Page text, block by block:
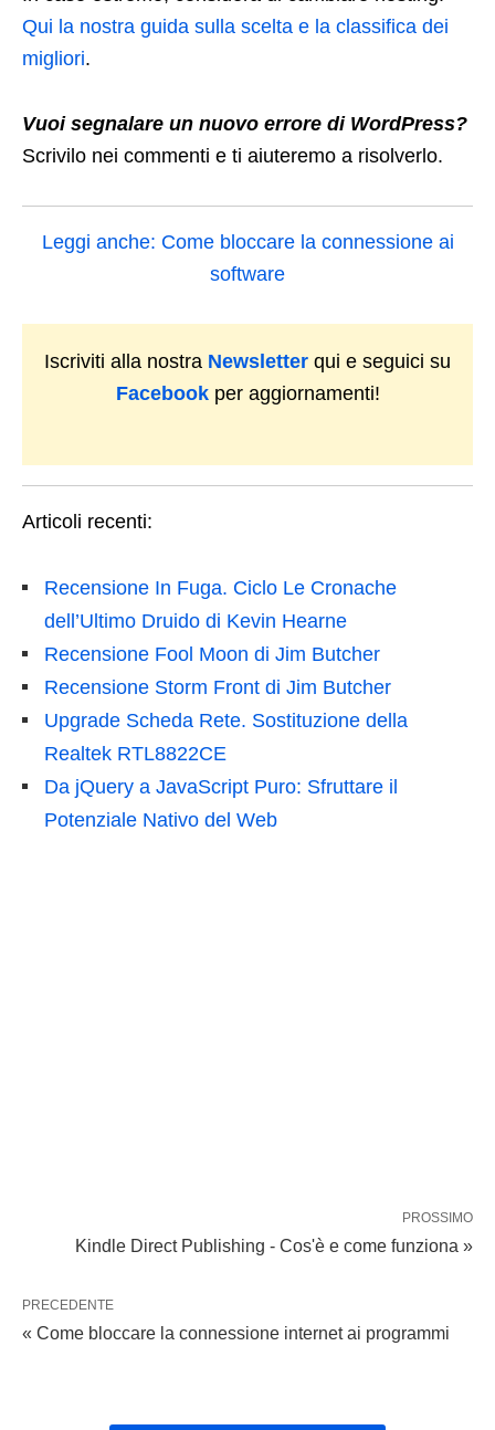
Qui la nostra guida sulla scelta e la classifica dei
migliori.
Vuoi segnalare un nuovo errore di WordPress?
Scrivilo nei commenti e ti aiuteremo a risolverlo.
Leggi anche: Come bloccare la connessione ai
software
Iscriviti alla nostra Newsletter qui e seguici su
Facebookper aggiornamenti!
Articoli recenti:
Recensione In Fuga. Ciclo Le Cronache
dell’Ultimo Druido di Kevin Hearne
Recensione Fool Moon di Jim Butcher
Recensione Storm Front di Jim Butcher
Upgrade Scheda Rete. Sostituzione della
Realtek RTL8822CE
Da jQuery a JavaScript Puro: Sfruttare il
Potenziale Nativo del Web
PROSSIMO
Kindle Direct Publishing - Cos'è e come funziona »
PRECEDENTE
« Come bloccare la connessione internet ai programmi